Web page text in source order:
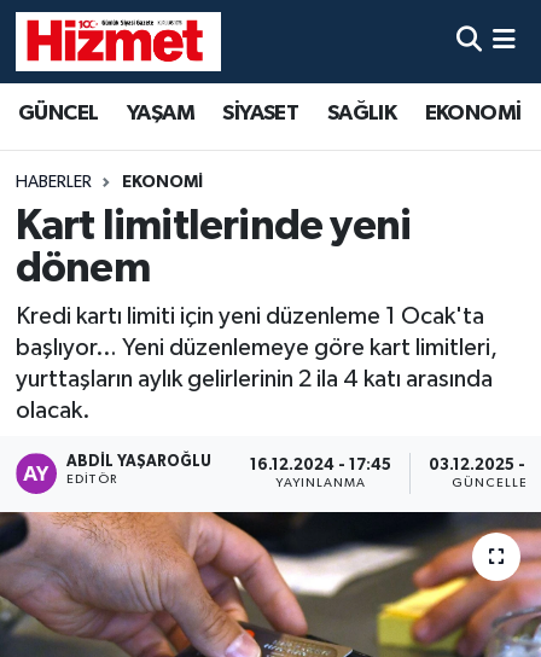
GÜNCEL YAŞAM SİYASET SAĞLIK EKONOMİ
HABERLER EKONOMİ
Kart limitlerinde yeni
dönem
Kredi kartı limiti için yeni düzenleme 1 Ocak'ta
başlıyor… Yeni düzenlemeye göre kart limitleri,
yurttaşların aylık gelirlerinin 2 ila 4 katı arasında
olacak.
ABDIL YAŞAROĞLU
EDITÖR
16.12.2024 - 17:45
YAYINLANMA
03.12.2025 -
YAŞAM
SİYASET
SAĞLIK
EKONOMİ
KÜLTÜR SANAT
SPOR
MAGAZİN
ÖZEL HABER
DTO
Denizli Hava Durumu
Denizli Trafik Yoğunluk Haritası
Süper Lig Puan Durumu ve Fikstür
Tüm Manşetler
Son Dakika Haberleri
Haber Arşivi